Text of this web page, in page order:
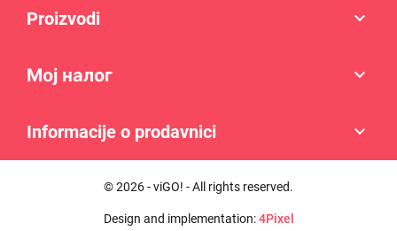
Proizvodi 
Мој налог 
Informacije o prodavnici 
© 2026 - viGO! - All rights reserved.
Design and implementation:4Pixel